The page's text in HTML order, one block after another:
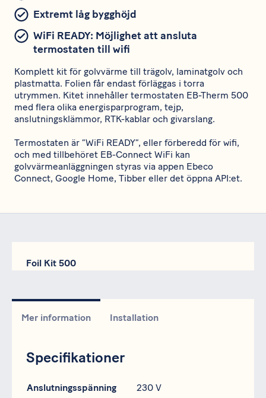
Extremt låg bygghöjd
WiFi READY: Möjlighet att ansluta
termostaten till wifi
Komplett kit för golvvärme till trägolv, laminatgolv och
plastmatta. Folien får endast förläggas i torra
utrymmen. Kitet innehåller termostaten EB-Therm 500
med flera olika energisparprogram, tejp,
anslutningsklämmor, RTK-kablar och givarslang.
Termostaten är ”WiFi READY”, eller förberedd för wifi,
och med tillbehöret EB-Connect WiFi kan
golvvärmeanläggningen styras via appen Ebeco
Connect, Google Home, Tibber eller det öppna API:et.
Foil Kit 500
Mer information Installation
Specifikationer
Specifikation Data
Anslutningsspänning 230 V